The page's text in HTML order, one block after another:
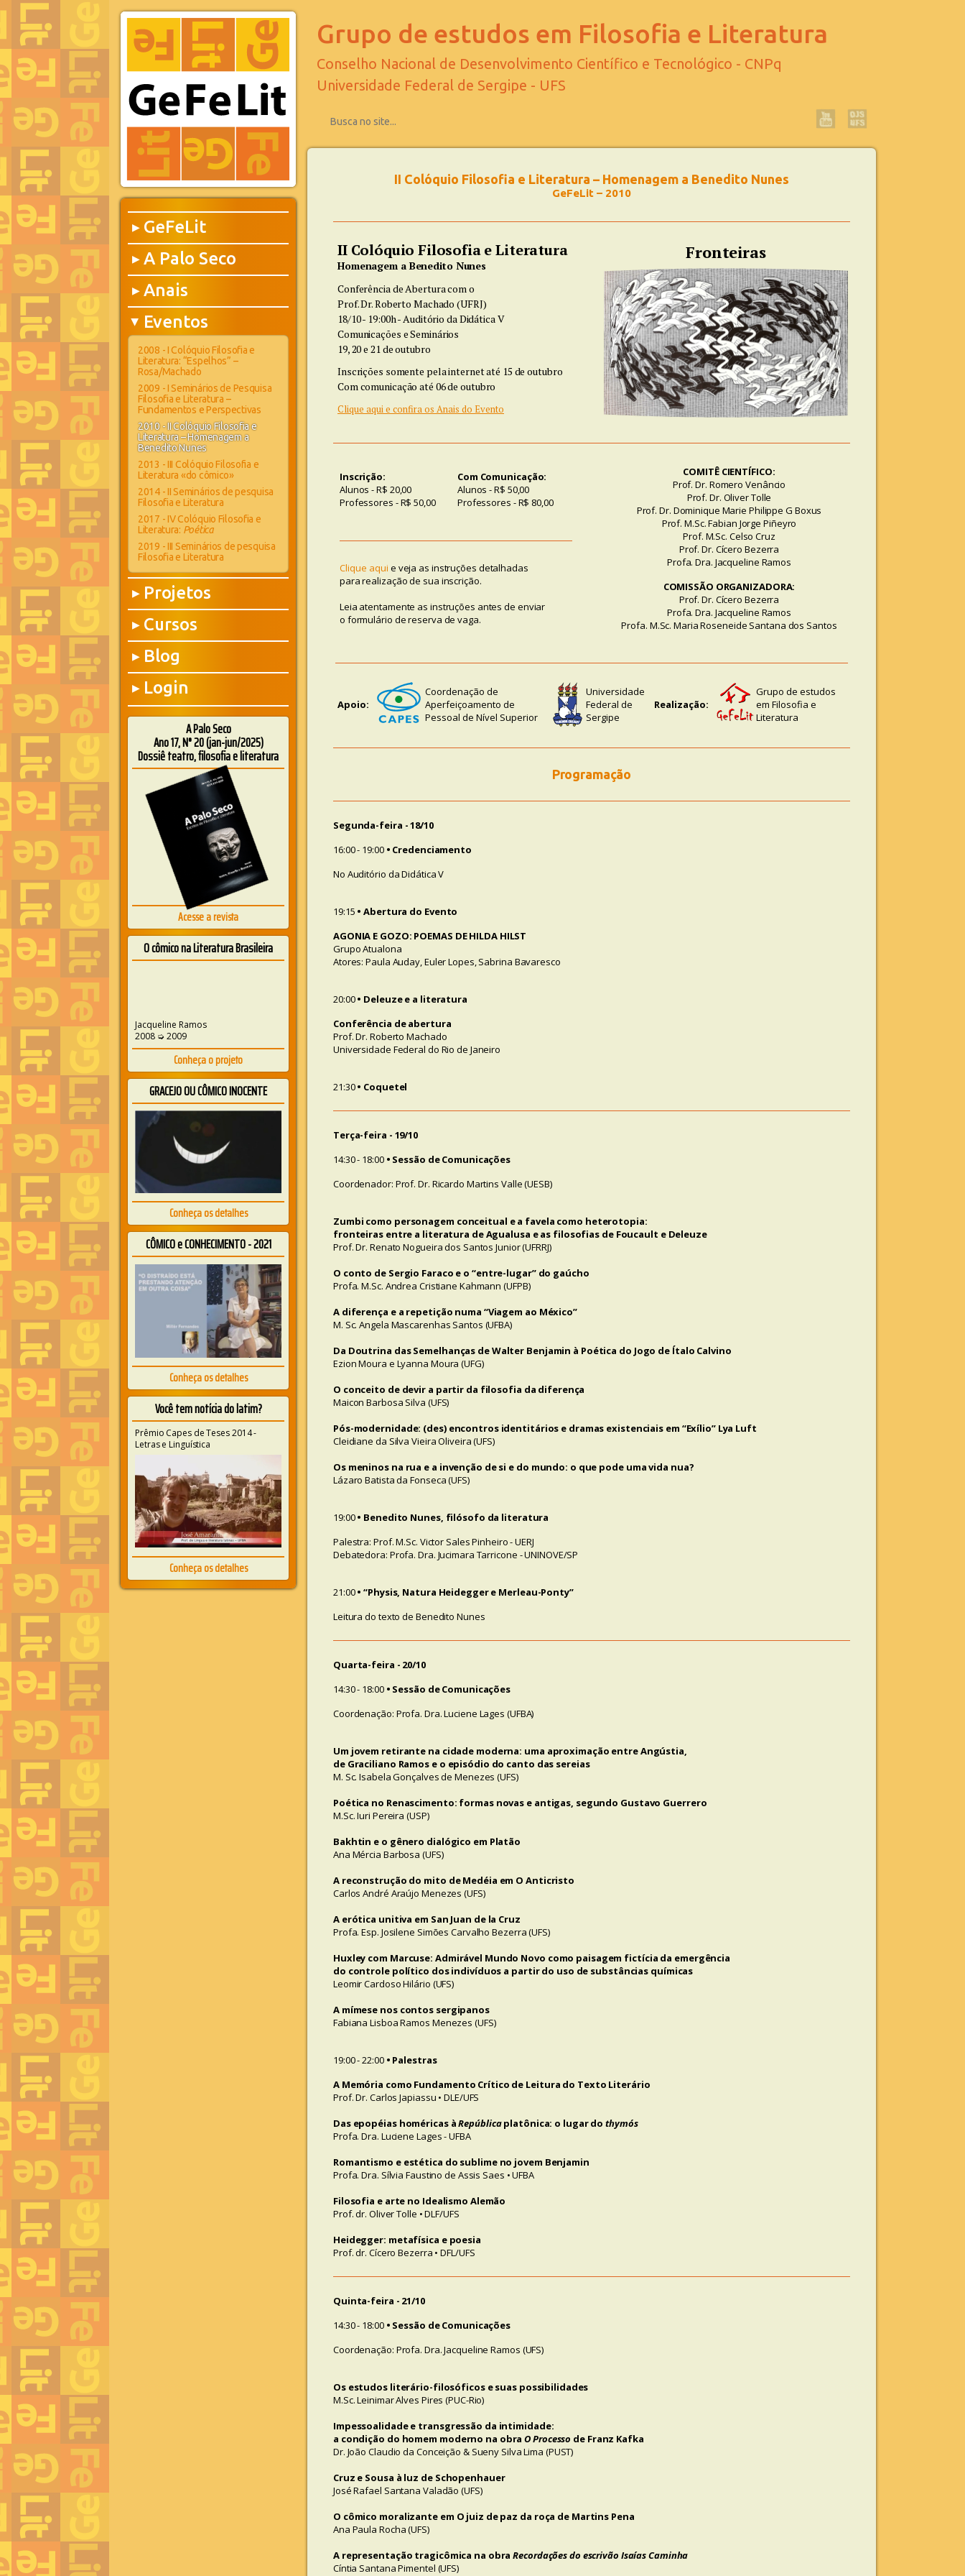
▶ GeFeLit
▶ A Palo Seco
▶ Anais
▶ Eventos
2008 - I Colóquio Filosofia e
Literatura: “Espelhos” –
Rosa/Machado
2009 - I Seminários de Pesquisa
Filosofia e Literatura –
Fundamentos e Perspectivas
2010 - II Colóquio Filosofia e
Literatura – Homenagem a
Benedito Nunes
2013 - III Colóquio Filosofia e
Literatura «do cômico»
2014 - II Seminários de pesquisa
Filosofia e Literatura
2017 - IV Colóquio Filosofia e
Literatura: Poética
2019 - III Seminários de pesquisa
Filosofia e Literatura
▶ Projetos
▶ Cursos
▶ Blog
▶ Login
A Palo Seco
Ano 17, N° 20 (jan-jun/2025)
Dossiê teatro, filosofia e literatura
Acesse a revista
O cômico na Literatura Brasileira
Jacqueline Ramos
2008 ➭ 2009
Conheça o projeto
GRACEJO OU CÔMICO INOCENTE
Conheça os detalhes
CÔMICO e CONHECIMENTO - 2021
Conheça os detalhes
Você tem notícia do latim?
Prêmio Capes de Teses 2014 -
Letras e Linguística
Conheça os detalhes
Grupo de estudos em Filosofia e Literatura
Conselho Nacional de Desenvolvimento Científico e Tecnológico - CNPq
Universidade Federal de Sergipe - UFS
II Colóquio Filosofia e Literatura – Homenagem a Benedito Nunes
GeFeLit – 2010
II Colóquio Filosofia e Literatura
Homenagem a Benedito Nunes
Conferência de Abertura com o
Prof. Dr. Roberto Machado (UFRJ)
18/10 - 19:00h - Auditório da Didática V
Comunicações e Seminários
19, 20 e 21 de outubro
Inscrições somente pela internet até 15 de outubro
Com comunicação até 06 de outubro
Clique aqui e confira os Anais do Evento
Fronteiras
Inscrição:
Alunos - R$ 20,00
Professores - R$ 50,00
Com Comunicação:
Alunos - R$ 50,00
Professores - R$ 80,00
Clique aqui e veja as instruções detalhadas
para realização de sua inscrição.
Leia atentamente as instruções antes de enviar
o formulário de reserva de vaga.
COMITÊ CIENTÍFICO:
Prof. Dr. Romero Venâncio
Prof. Dr. Oliver Tolle
Prof. Dr. Dominique Marie Philippe G Boxus
Prof. M.Sc. Fabian Jorge Piñeyro
Prof. M.Sc. Celso Cruz
Prof. Dr. Cícero Bezerra
Profa. Dra. Jacqueline Ramos
COMISSÃO ORGANIZADORA:
Prof. Dr. Cícero Bezerra
Profa. Dra. Jacqueline Ramos
Profa. M.Sc. Maria Roseneide Santana dos Santos
Apoio:
Coordenação de
Aperfeiçoamento de
Pessoal de Nível Superior
Universidade
Federal de
Sergipe
Realização:
Grupo de estudos
em Filosofia e
Literatura
Programação
Segunda-feira - 18/10
16:00 - 19:00• Credenciamento
No Auditório da Didática V
19:15 • Abertura do Evento
AGONIA E GOZO: POEMAS DE HILDA HILST
Grupo Atualona
Atores: Paula Auday, Euler Lopes, Sabrina Bavaresco
20:00• Deleuze e a literatura
Conferência de abertura
Prof. Dr. Roberto Machado
Universidade Federal do Rio de Janeiro
21:30• Coquetel
Terça-feira - 19/10
14:30 - 18:00• Sessão de Comunicações
Coordenador: Prof. Dr. Ricardo Martins Valle (UESB)
Zumbi como personagem conceitual e a favela como heterotopia:
fronteiras entre a literatura de Agualusa e as filosofias de Foucault e Deleuze
Prof. Dr. Renato Nogueira dos Santos Junior (UFRRJ)
O conto de Sergio Faraco e o “entre-lugar” do gaúcho
Profa. M.Sc. Andrea Cristiane Kahmann (UFPB)
A diferença e a repetição numa “Viagem ao México”
M. Sc. Angela Mascarenhas Santos (UFBA)
Da Doutrina das Semelhanças de Walter Benjamin à Poética do Jogo de Ítalo Calvino
Ezion Moura e Lyanna Moura (UFG)
O conceito de devir a partir da filosofia da diferença
Maicon Barbosa Silva (UFS)
Pós-modernidade: (des) encontros identitários e dramas existenciais em “Exílio” Lya Luft
Cleidiane da Silva Vieira Oliveira (UFS)
Os meninos na rua e a invenção de si e do mundo: o que pode uma vida nua?
Lázaro Batista da Fonseca (UFS)
19:00• Benedito Nunes, filósofo da literatura
Palestra: Prof. M.Sc. Victor Sales Pinheiro - UERJ
Debatedora: Profa. Dra. Jucimara Tarricone - UNINOVE/SP
21:00• “Physis, Natura Heidegger e Merleau-Ponty”
Leitura do texto de Benedito Nunes
Quarta-feira - 20/10
14:30 - 18:00• Sessão de Comunicações
Coordenação: Profa. Dra. Luciene Lages (UFBA)
Um jovem retirante na cidade moderna: uma aproximação entre Angústia,
de Graciliano Ramos e o episódio do canto das sereias
M. Sc. Isabela Gonçalves de Menezes (UFS)
Poética no Renascimento: formas novas e antigas, segundo Gustavo Guerrero
M.Sc. Iuri Pereira (USP)
Bakhtin e o gênero dialógico em Platão
Ana Mércia Barbosa (UFS)
A reconstrução do mito de Medéia em O Anticristo
Carlos André Araújo Menezes (UFS)
A erótica unitiva em San Juan de la Cruz
Profa. Esp. Josilene Simões Carvalho Bezerra (UFS)
Huxley com Marcuse: Admirável Mundo Novo como paisagem fictícia da emergência
do controle político dos indivíduos a partir do uso de substâncias químicas
Leomir Cardoso Hilário (UFS)
A mímese nos contos sergipanos
Fabiana Lisboa Ramos Menezes (UFS)
19:00 - 22:00• Palestras
A Memória como Fundamento Crítico de Leitura do Texto Literário
Prof. Dr. Carlos Japiassu • DLE/UFS
Das epopéias homéricas àRepúblicaplatônica: o lugar dothymós
Profa. Dra. Luciene Lages - UFBA
Romantismo e estética do sublime no jovem Benjamin
Profa. Dra. Sílvia Faustino de Assis Saes • UFBA
Filosofia e arte no Idealismo Alemão
Prof. dr. Oliver Tolle • DLF/UFS
Heidegger: metafísica e poesia
Prof. dr. Cícero Bezerra • DFL/UFS
Quinta-feira - 21/10
14:30 - 18:00• Sessão de Comunicações
Coordenação: Profa. Dra. Jacqueline Ramos (UFS)
Os estudos literário-filosóficos e suas possibilidades
M.Sc. Leinimar Alves Pires (PUC-Rio)
Impessoalidade e transgressão da intimidade:
a condição do homem moderno na obraO Processo de Franz Kafka
Dr. João Claudio da Conceição & Sueny Silva Lima (PUST)
Cruz e Sousa à luz de Schopenhauer
José Rafael Santana Valadão (UFS)
O cômico moralizante em O juiz de paz da roça de Martins Pena
Ana Paula Rocha (UFS)
A representação tragicômica na obraRecordações do escrivão Isaías Caminha
Cíntia Santana Pimentel (UFS)